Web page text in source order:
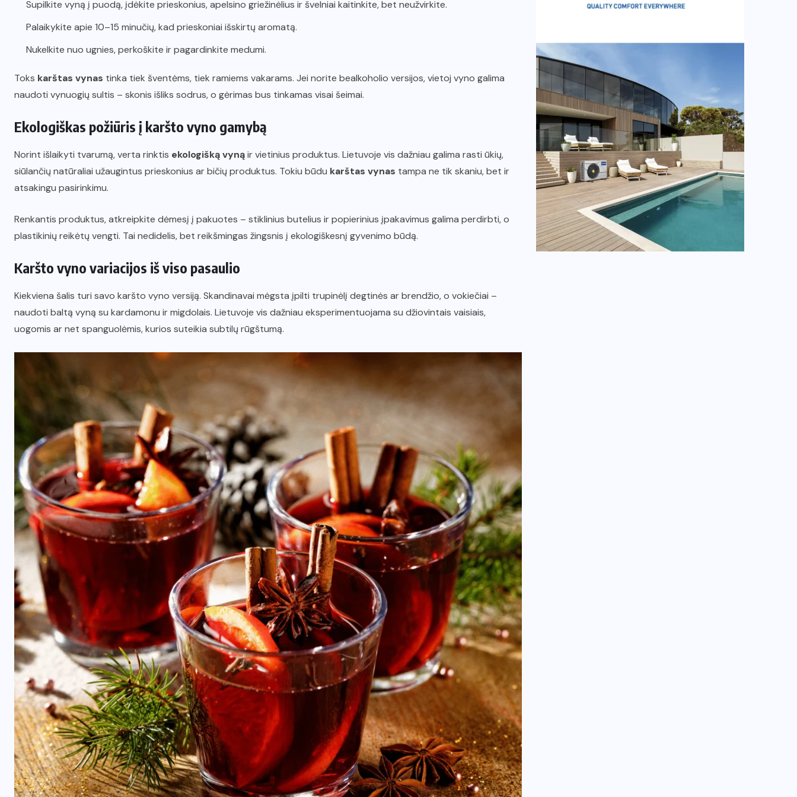
Supilkite vyną į puodą, įdėkite prieskonius, apelsino griežinėlius ir švelniai kaitinkite, bet neužvirkite.
Palaikykite apie 10–15 minučių, kad prieskoniai išskirtų aromatą.
Nukelkite nuo ugnies, perkoškite ir pagardinkite medumi.
Toks karštas vynas tinka tiek šventėms, tiek ramiems vakarams. Jei norite bealkoholio versijos, vietoj vyno galima
naudoti vynuogių sultis – skonis išliks sodrus, o gėrimas bus tinkamas visai šeimai.
Ekologiškas požiūris į karšto vyno gamybą
Norint išlaikyti tvarumą, verta rinktis ekologišką vynąir vietinius produktus. Lietuvoje vis dažniau galima rasti ūkių,
siūlančių natūraliai užaugintus prieskonius ar bičių produktus. Tokiu būdu karštas vynas tampa ne tik skaniu, bet ir
atsakingu pasirinkimu.
Renkantis produktus, atkreipkite dėmesį į pakuotes – stiklinius butelius ir popierinius įpakavimus galima perdirbti, o
plastikinių reikėtų vengti. Tai nedidelis, bet reikšmingas žingsnis į ekologiškesnį gyvenimo būdą.
Karšto vyno variacijos iš viso pasaulio
Kiekviena šalis turi savo karšto vyno versiją. Skandinavai mėgsta įpilti trupinėlį degtinės ar brendžio, o vokiečiai –
naudoti baltą vyną su kardamonu ir migdolais. Lietuvoje vis dažniau eksperimentuojama su džiovintais vaisiais,
uogomis ar net spanguolėmis, kurios suteikia subtilų rūgštumą.